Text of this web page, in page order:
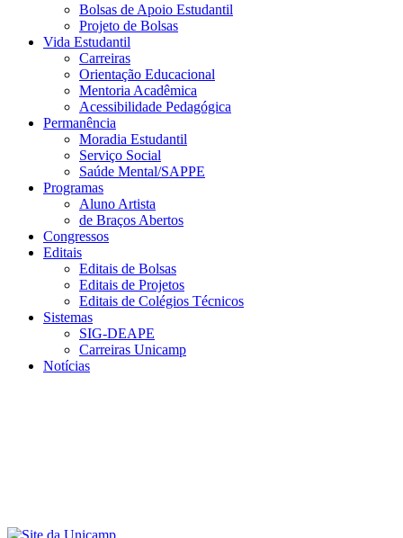
Bolsas de Apoio Estudantil
Projeto de Bolsas
Vida Estudantil
Carreiras
Orientação Educacional
Mentoria Acadêmica
Acessibilidade Pedagógica
Permanência
Moradia Estudantil
Serviço Social
Saúde Mental/SAPPE
Programas
Aluno Artista
de Braços Abertos
Congressos
Editais
Editais de Bolsas
Editais de Projetos
Editais de Colégios Técnicos
Sistemas
SIG-DEAPE
Carreiras Unicamp
Notícias